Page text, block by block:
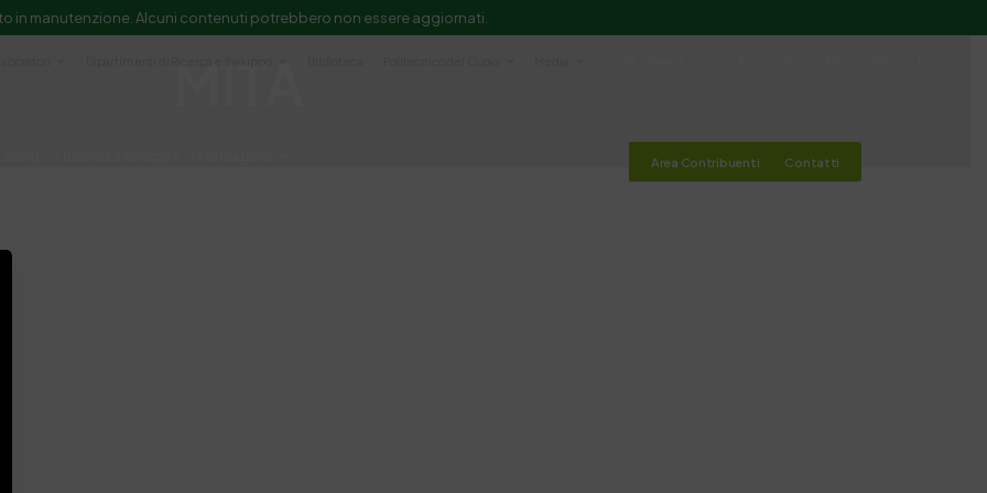
in manutenzione. Alcuni contenuti potrebbero non essere aggiornati.
Area Contribuenti Contatti